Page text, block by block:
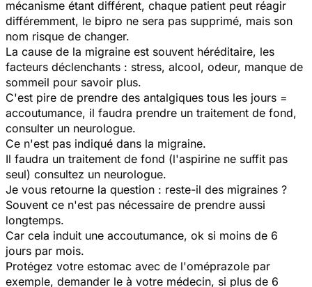
mécanisme étant différent, chaque patient peut réagir
différemment, le bipro ne sera pas supprimé, mais son
nom risque de changer.
La cause de la migraine est souvent héréditaire, les
facteurs déclenchants : stress, alcool, odeur, manque de
sommeil pour savoir plus.
C'est pire de prendre des antalgiques tous les jours =
accoutumance, il faudra prendre un traitement de fond,
consulter un neurologue.
Ce n'est pas indiqué dans la migraine.
Il faudra un traitement de fond (l'aspirine ne suffit pas
seul) consultez un neurologue.
Je vous retourne la question : reste-il des migraines ?
Souvent ce n'est pas nécessaire de prendre aussi
longtemps.
Car cela induit une accoutumance, ok si moins de 6
jours par mois.
Protégez votre estomac avec de l'oméprazole par
exemple, demander le à votre médecin, si plus de 6